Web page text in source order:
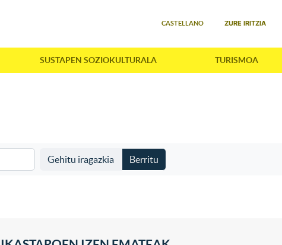
CASTELLANO ZURE IRITZIA
SUSTAPEN SOZIOKULTURALA TURISMOA
Gehitu iragazkia Berritu